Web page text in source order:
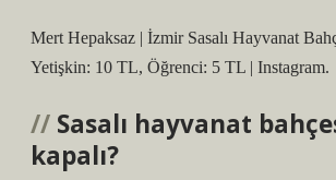
Mert Hepaksaz | İzmir Sasalı Hayvanat
Yetişkin: 10 TL, Öğrenci: 5 TL | Instagram.
Sasalı hayvanat
kapalı?